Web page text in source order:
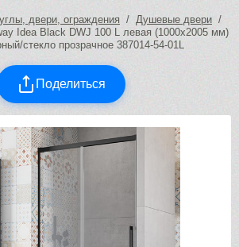
двери, ограждения / Душевые двери /
Idea Black DWJ 100 L левая (1000х2005 мм)
стекло прозрачное 387014-54-01L
Поделиться